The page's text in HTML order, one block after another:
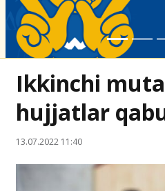
Ikkinchi
hujjatlar
13.07.2022 11:40